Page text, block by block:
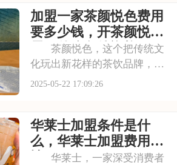
掌握古茗的加盟费用及具体加
盟要求，是开启茶饮创业之旅
的关键所在，也是确
加盟一家茶颜悦色费用
要多少钱，开茶颜悦色
需要什么条件资格
茶颜悦色，这个把传统文
化玩出新花样的茶饮品牌，凭
借独特的创意和优质的产品，
吸引了很多消费者！那么，想
加盟茶颜悦色的创业者们，你
们知道加盟费多少钱
2025-05-22 17:09:26
华莱士加盟条件是什
么，华莱士加盟费用详
华莱士，一家深受消费者